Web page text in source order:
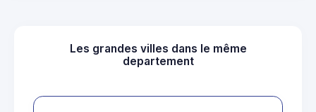
Les grandes villes dans le même
departement